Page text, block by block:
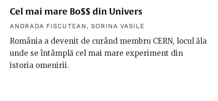
Cel mai mare Bo$$ din Univers
ANDRADA FISCUTEAN , SORINA VASILE
România a devenit de curând membru CERN, locul ăla
unde se întâmplă cel mai mare experiment din
istoria omenirii.